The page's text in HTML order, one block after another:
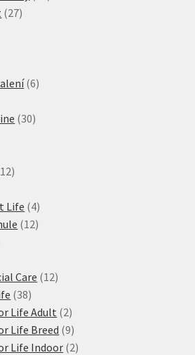
2727
66
3030
1212
Life 44
produkty
1212
Care 1212
3838
produktů
Life Adult 22
produkty
Life Breed 99
produktů
Life Indoor 22